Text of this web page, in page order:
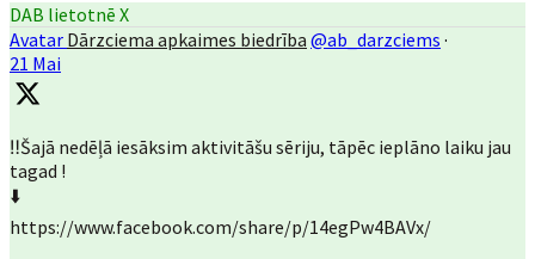
DAB lietotnē X
Avatar Dārzciema apkaimes biedrība @ab_darzciems ·
21 Mai
‼️Šajā nedēļā iesāksim aktivitāšu sēriju, tāpēc ieplāno laiku jau
tagad !
⬇️
https://www.facebook.com/share/p/14egPw4BAVx/